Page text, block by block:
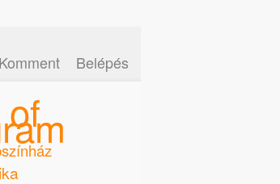
Komment Belépés